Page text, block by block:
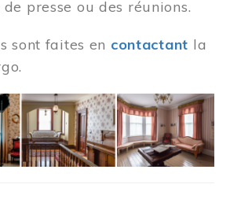
presse ou des réunions.
sont faites en contactant la